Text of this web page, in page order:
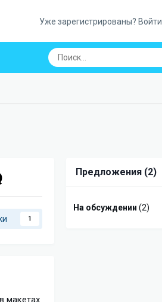
Уже зарегистрированы? Войти
1
макетах
Предложения (2)
На обсуждении (2)